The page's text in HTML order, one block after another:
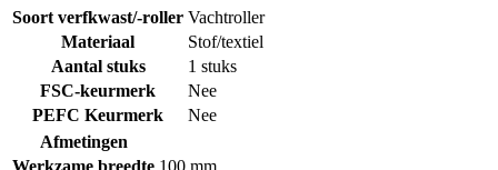
Soort verfkwast/-roller Vachtroller
Materiaal
Stof/textiel
Aantal stuks
1 stuks
FSC-keurmerk
Nee
PEFC Keurmerk
Nee
Afmetingen
Werkzame breedte 100 mm